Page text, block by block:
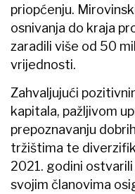
priopćenju.
osnivanja do kraja
zaradili više od 50
vrijednosti.
Zahvaljujući
kapitala, pažljivom
prepoznavanju
tržištima te
2021. godini
svojim članovima